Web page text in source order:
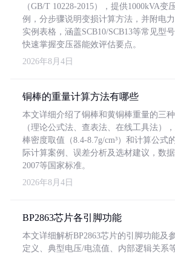
（GB/T 10228-2015），提供1000kVA变
例，分步骤说明变损计算方法，并附电
实例表格，涵盖SCB10/SCB13等常见型
快速掌握变压器能效评估要点。
2026年8月4日
铜棒的重量计算方法有哪些
本文详细介绍了铜棒和黄铜棒重量的三
（理论公式法、查表法、在线工具法）
棒密度取值（8.4-8.7g/cm³）和计算公式
际计算案例、误差分析及选材建议，数
2007等国家标准。
2026年8月4日
BP2863芯片各引脚功能
本文详细解析BP2863芯片的引脚功能及
定义、典型电压/电流值、内部逻辑关系